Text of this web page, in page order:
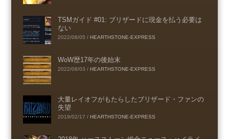
TSMガイド #01: ブリザードに現金を払う必要は
ない
2022/08/05 / HEARTHSTONE-EXPRESS
WoW歴17年の後始末
2022/08/03 / HEARTHSTONE-EXPRESS
大量レイオフがもたらしたブリザード・ファンの
失望
2019/02/17 / HEARTHSTONE-EXPRESS